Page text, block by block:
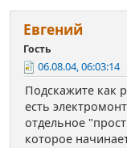
Евгений
Гость
06.08.04, 06:03:14
Подскажите как
есть
отдельное
которое